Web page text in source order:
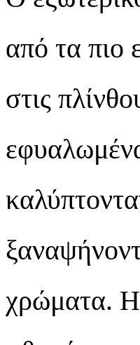
από τα πιο
στις
χρώματα. Η